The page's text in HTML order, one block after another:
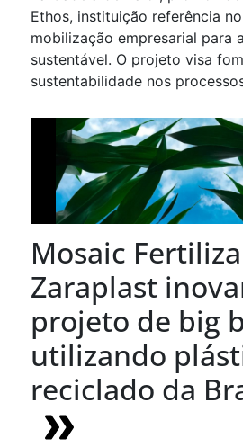
Ethos, instituição referência
mobilização empresarial para
sustentável. O projeto visa
sustentabilidade nos
Mosaic
Zaraplast
projeto de big
utilizando
reciclado da